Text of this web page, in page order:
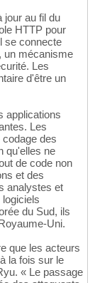
jour au fil du
HTTP pour
se connecte
un mécanisme
Les
d'être un
applications
Les
des
qu'elles ne
de code non
et des
analystes et
logiciels
du Sud, ils
Uni.
que les acteurs
la fois sur le
« Le passage